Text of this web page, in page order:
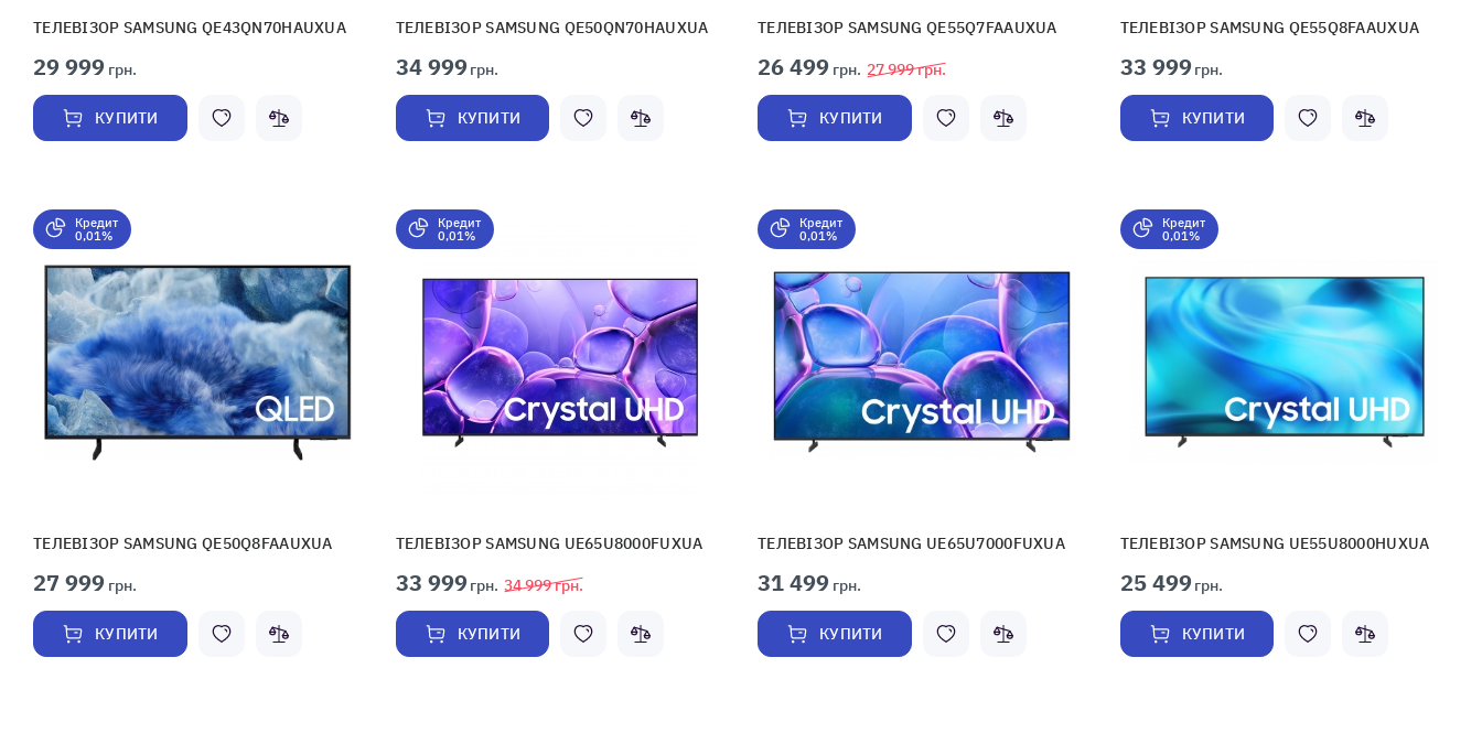
ТЕЛЕВІЗОР SAMSUNG QE43QN70HAUXUA
29 999 грн.
КУПИТИ
ТЕЛЕВІЗОР SAMSUNG QE50QN70HAUXUA
34 999грн.
КУПИТИ
ТЕЛЕВІЗОР SAMSUNG QE55Q7FAAUXUA
27 999грн.
26 499 грн.
КУПИТИ
ТЕЛЕВІЗОР SAMSUNG QE55Q8FAAUXUA
33 999грн.
КУПИТИ
Кредит
0,01%
ТЕЛЕВІЗОР SAMSUNG QE50Q8FAAUXUA
27 999 грн.
КУПИТИ
Кредит
0,01%
ТЕЛЕВІЗОР SAMSUNG UE65U8000FUXUA
34 999грн.
33 999грн.
КУПИТИ
Кредит
0,01%
ТЕЛЕВІЗОР SAMSUNG UE65U7000FUXUA
31 499 грн.
КУПИТИ
Кредит
0,01%
ТЕЛЕВІЗОР SAMSUNG UE55U8000HUXUA
25 499грн.
КУПИТИ